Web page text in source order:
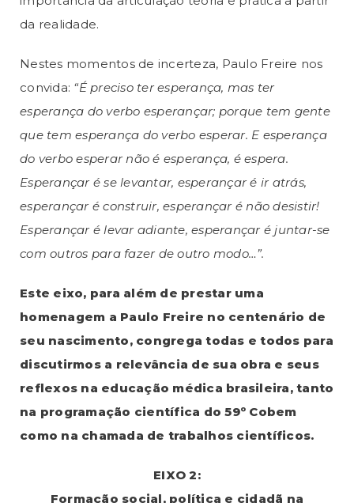
da realidade.
Nestes momentos de incerteza, Paulo Freire nos
convida: “É preciso ter esperança, mas ter
esperança do verbo esperançar; porque tem gente
que tem esperança do verbo esperar. E esperança
do verbo esperar não é esperança, é espera.
Esperançar é se levantar, esperançar é ir atrás,
esperançar é construir, esperançar é não desistir!
Esperançar é levar adiante, esperançar é juntar-se
com outros para fazer de outro modo…”.
Este eixo, para além de prestar uma
homenagem a Paulo Freire no centenário de
seu nascimento, congrega todas e todos para
discutirmos a relevância de sua obra e seus
reflexos na educação médica brasileira, tanto
na programação científica do 59º Cobem
como na chamada de trabalhos científicos.
EIXO 2:
Formação social, política e cidadã na